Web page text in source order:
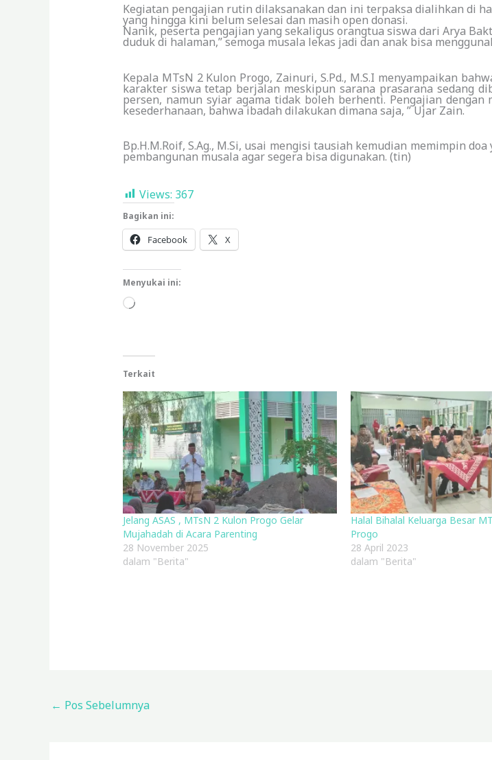
Kegiatan pengajian rutin dilaksanakan dan ini terpaksa dialihkan di
yang hingga kini belum selesai dan masih open donasi.
Nanik, peserta pengajian yang sekaligus orangtua siswa dari Arya
duduk di halaman,” semoga musala lekas jadi dan anak bisa
Kepala MTsN 2 Kulon Progo, Zainuri, S.Pd., M.S.I menyampaikan
karakter siswa tetap berjalan meskipun sarana prasarana sedang
persen, namun syiar agama tidak boleh berhenti. Pengajian
kesederhanaan, bahwa ibadah dilakukan dimana saja, ” Ujar Zain.
Bp.H.M.Roif, S.Ag., M.Si, usai mengisi tausiah kemudian memimpin
pembangunan musala agar segera bisa digunakan. (tin)
Views: 367
Bagikan ini:
Facebook X
Menyukai ini:
Memuat...
Terkait
Jelang ASAS , MTsN 2 Kulon Progo Gelar
Mujahadah di Acara Parenting
28 November 2025
dalam "Berita"
Halal Bihalal Keluarga Besar
Progo
28 April 2023
dalam "Berita"
← Pos Sebelumnya